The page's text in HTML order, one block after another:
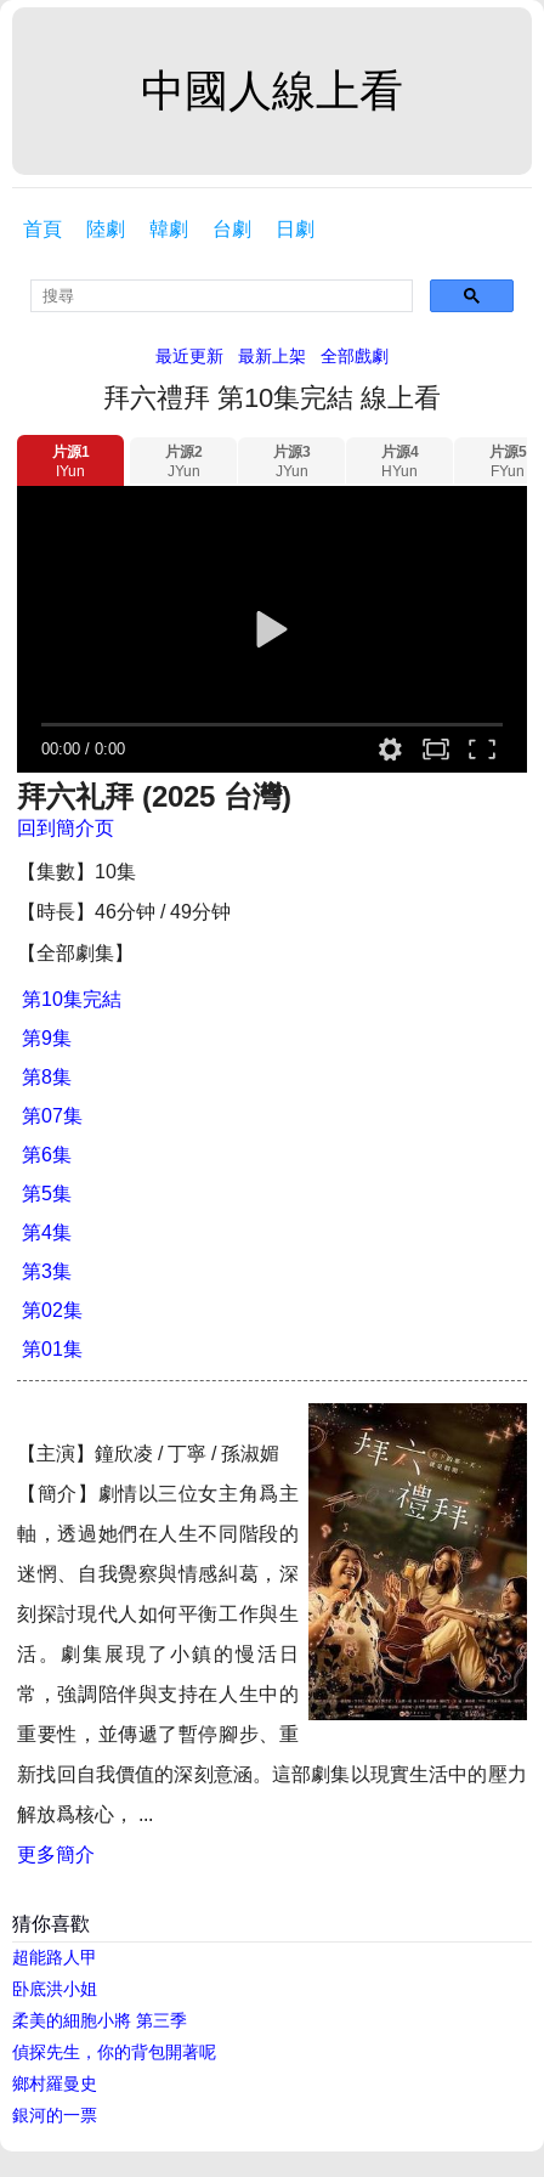
中國人線上看
首頁 陸劇 韓劇 台劇 日劇
最近更新 最新上架 全部戲劇
拜六禮拜 第10集完結 線上看
片源1
IYun
片源2
JYun
片源3
JYun
片源4
HYun
片源5
FYun
00:00 /0:00
拜六礼拜 (2025 台灣)
回到簡介页
【集數】10集
【時長】46分钟 / 49分钟
【全部劇集】
第10集完結
第9集
第8集
第07集
第6集
第5集
第4集
第3集
第02集
第01集
【主演】鐘欣凌 / 丁寧 / 孫淑媚
【簡介】劇情以三位女主角爲主
軸，透過她們在人生不同階段的
迷惘、自我覺察與情感糾葛，深
刻探討現代人如何平衡工作與生
活。劇集展現了小鎮的慢活日
常，強調陪伴與支持在人生中的
重要性，並傳遞了暫停腳步、重
新找回自我價值的深刻意涵。這部劇集以現實生活中的壓力
解放爲核心， ...
更多簡介
猜你喜歡
超能路人甲
卧底洪小姐
柔美的細胞小將 第三季
偵探先生，你的背包開著呢
鄉村羅曼史
銀河的一票